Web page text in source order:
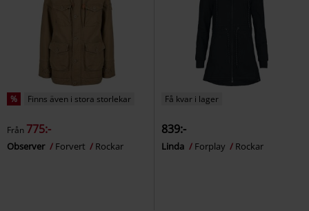
% Finns även i stora storlekar
Från 775:-
Observer Forvert Rockar
Få kvar i lager
839:-
Linda Forplay Rockar